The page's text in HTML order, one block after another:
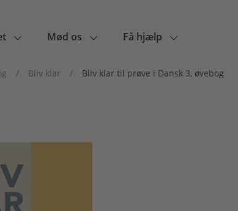
Mød os Få hjælp
/ Bliv klar / Bliv klar til prøve i Dansk 3, øvebog